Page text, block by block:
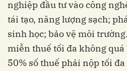
nghiệp đầu tư vào công
tái tạo, năng lượng sạch;
sinh học; bảo vệ môi
miễn thuế tối đa không
50% số thuế phải nộp tối